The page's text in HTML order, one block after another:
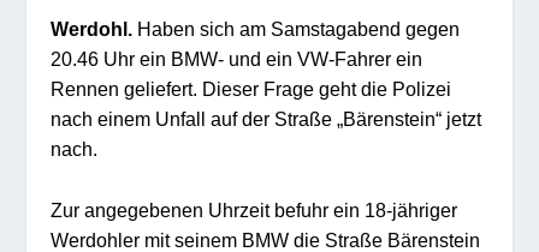
Werdohl. Haben sich am Samstagabend gegen
20.46 Uhr ein BMW- und ein VW-Fahrer ein
Rennen geliefert. Dieser Frage geht die Polizei
nach einem Unfall auf der Straße „Bärenstein“ jetzt
nach.
Zur angegebenen Uhrzeit befuhr ein 18-jähriger
Werdohler mit seinem BMW die Straße Bärenstein